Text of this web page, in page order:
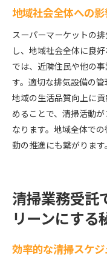
地域社会全体への影
スーパーマーケットの
し、地域社会全体に良
では、近隣住民や他の
す。適切な排気設備の管
地域の生活品質向上に
めることで、清掃活動
なります。地域全体で
動の推進にも繋がります
清掃業務受託
リーンにする
効率的な清掃スケ